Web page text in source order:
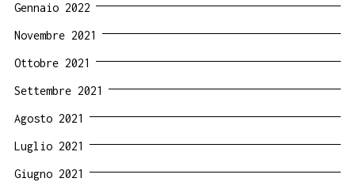
Gennaio 2022
Novembre 2021
Ottobre 2021
Settembre 2021
Agosto 2021
Luglio 2021
Giugno 2021